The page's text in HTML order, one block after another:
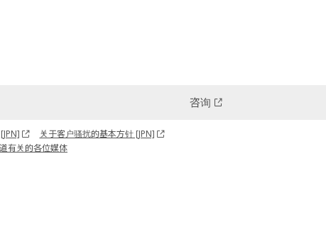
咨询
关于客户骚扰的基本方针 [JPN]
有关的各位媒体